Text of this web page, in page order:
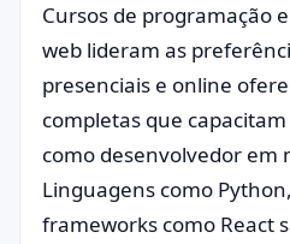
Cursos de programação
web lideram as
presenciais e online
completas que
como desenvolvedor em
Linguagens como
frameworks como React